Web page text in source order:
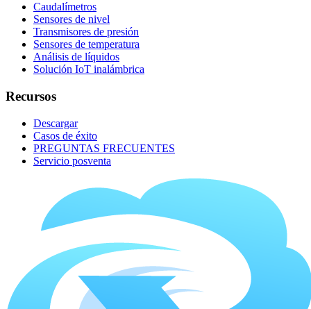
Caudalímetros
Sensores de nivel
Transmisores de presión
Sensores de temperatura
Análisis de líquidos
Solución IoT inalámbrica
Recursos
Descargar
Casos de éxito
PREGUNTAS FRECUENTES
Servicio posventa